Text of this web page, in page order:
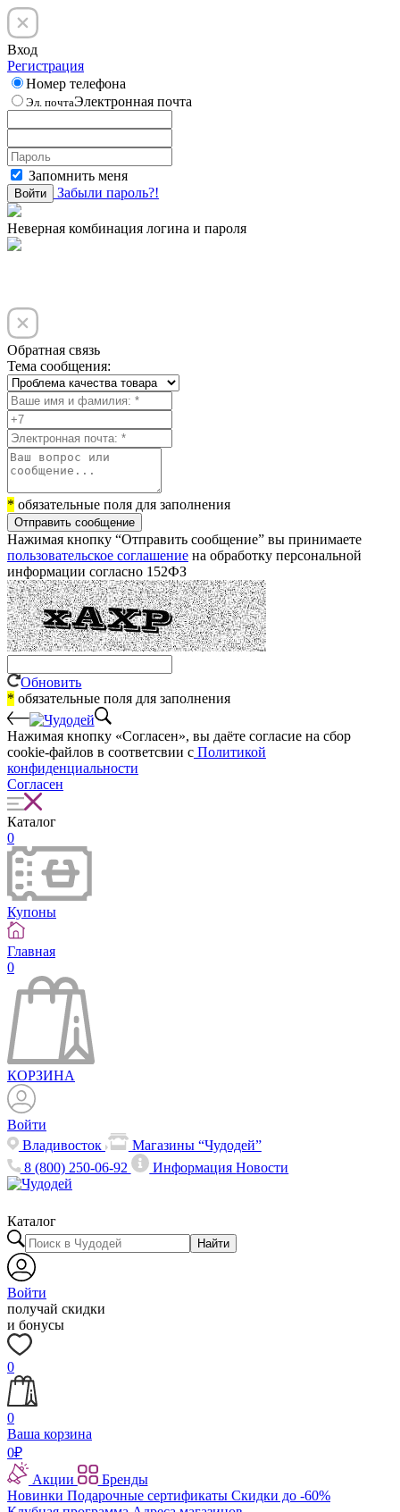
Вход
Регистрация
Номер телефона
Эл. почтаЭлектронная почта
Запомнить меня
Войти Забыли пароль?!
Неверная комбинация логина и пароля
Обратная связь
Тема сообщения:
* обязательные поля для заполнения
Отправить сообщение
Нажимая кнопку “Отправить сообщение” вы принимаете
пользовательское соглашение на обработку персональной
информации согласно 152ФЗ
Обновить
* обязательные поля для заполнения
Нажимая кнопку «Согласен», вы даёте cогласие на сбор
cookie-файлов в соответсвии с Политикой
конфиденциальности
Согласен
Каталог
0
Купоны
Главная
0
КОРЗИНА
Войти
Владивосток
Магазины “Чудодей”
8 (800) 250-06-92
ИнформацияНовости
Каталог
Найти
Войти
получай скидки
и бонусы
0
0
Ваша корзина
0₽
Акции
Бренды
Новинки Подарочные сертификаты Скидки до -60%